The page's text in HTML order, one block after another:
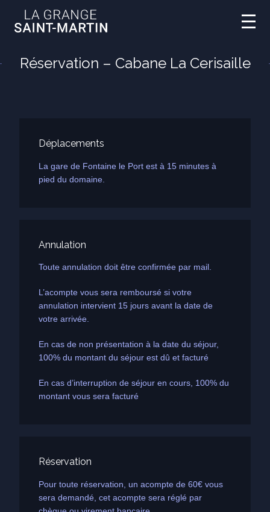
Réservation – Cabane La Cerisaille
Déplacements
La gare de Fontaine le Port est à 15 minutes à
pied du domaine.
Annulation
Toute annulation doit être confirmée par mail.
L’acompte vous sera remboursé si votre
annulation intervient 15 jours avant la date de
votre arrivée.
En cas de non présentation à la date du séjour,
100% du montant du séjour est dû et facturé
En cas d’interruption de séjour en cours, 100% du
montant vous sera facturé
Réservation
Pour toute réservation, un acompte de 60€ vous
sera demandé, cet acompte sera réglé par